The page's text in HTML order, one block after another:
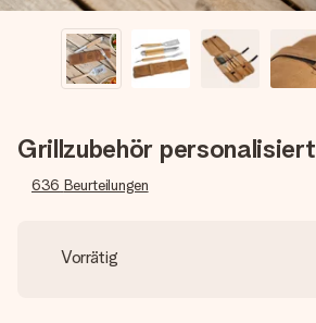
Grillzubehör personalisiert
636 Beurteilungen
Vorrätig